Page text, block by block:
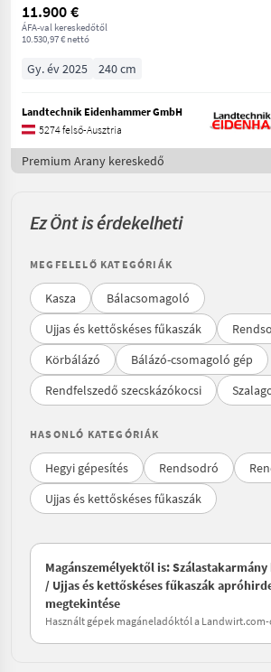
11.900 €
ÁFA-val kereskedőtől
10.530,97 € nettó
Gy. év 2025 240 cm
Landtechnik Eidenhammer GmbH
5274 felső-Ausztria
Premium Arany kereskedő
Ez Önt is érdekelheti
MEGFELELŐ KATEGÓRIÁK
Kasza
Bálacsomagoló
Ujjas és kettőskéses fűkaszák
Körbálázó
Bálázó-csomagoló gép
Rendfelszedő szecskázókocsi
HASONLÓ KATEGÓRIÁK
Hegyi gépesítés Rendsodró
Ujjas és kettőskéses fűkaszák
Magánszemélyektől is:
/ Ujjas és kettőskéses fűkaszák
megtekintése
Használt gépek magáneladóktól a